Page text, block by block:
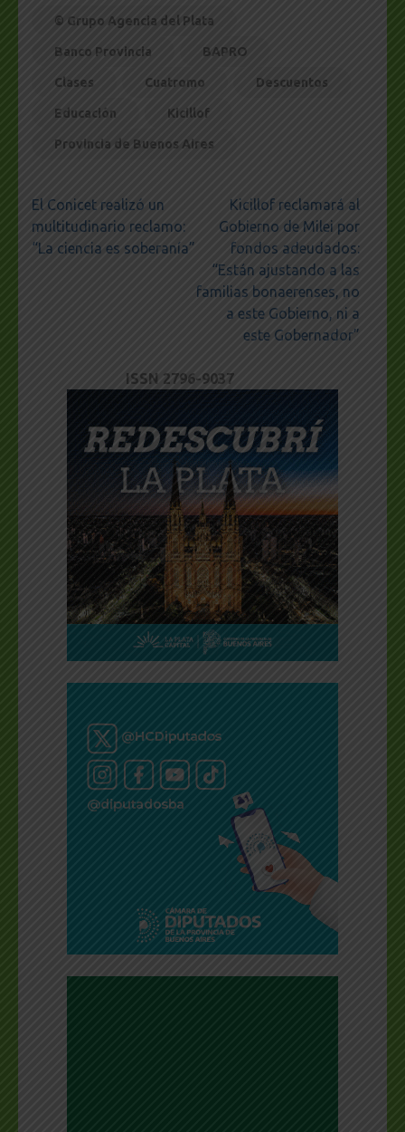
© Grupo Agencia del Plata
Banco Provincia BAPRO
Clases Cuatromo Descuentos
Educación Kicillof
Provincia de Buenos Aires
Navegación
de
entradas
El Conicet realizó un
multitudinario reclamo:
“La ciencia es soberanía”
Kicillof reclamará al
Gobierno de Milei por
fondos adeudados:
“Están ajustando a las
familias bonaerenses, no
a este Gobierno, ni a
este Gobernador”
ISSN 2796-9037